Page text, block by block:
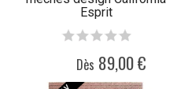
Esprit
Dès 89,00 €